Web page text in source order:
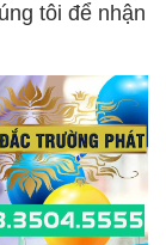
tôi để nhận